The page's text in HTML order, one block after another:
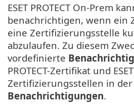
ESET PROTECT On-Prem
benachrichtigen, wenn ein
eine Zertifizierungsstelle
abzulaufen. Zu diesem
vordefinierte
PROTECT-Zertifikat und ESET
Zertifizierungsstellen in
Benachrichtigungen.